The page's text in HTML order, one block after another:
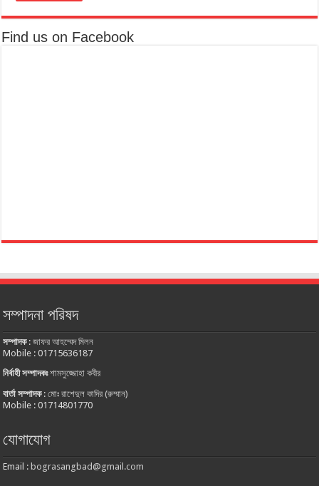
Find us on Facebook
সম্পাদনা পরিষদ
সম্পাদক:জাফর আহম্মেদ মিলন
Mobile : 01715636187
নির্বাহী সম্পাদকঃশামসুজ্জোহা কবীর
বার্তা সম্পাদক:মোঃ রাশেদুল কাদির (রুম্মান)
Mobile : 01714801770
যোগাযোগ
Email : bograsangbad@gmail.com